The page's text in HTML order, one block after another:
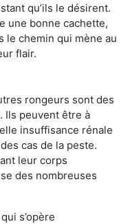
qu’ils le désirent.
une bonne cachette,
chemin qui mène au
flair.
rongeurs sont des
Ils peuvent être à
insuffisance rénale
cas de la peste.
leur corps
des nombreuses
s’opère